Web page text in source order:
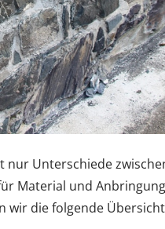
Unterschiede
Material und
wir die folgende